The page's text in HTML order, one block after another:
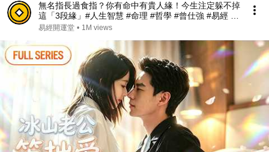
無名指長過食指？你有命中有貴人緣！今生注定躲不掉
這「3段緣」#人生智慧 #命理 #哲學 #曾仕強 #易經 #
正能量#人生智慧 #命理 #哲學 #曾仕強 #易經 #正能量
易經開運堂 • 1M views